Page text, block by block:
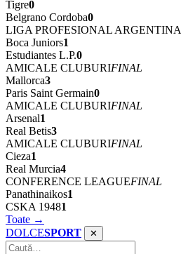
Tigre0
Belgrano Cordoba0
LIGA PROFESIONAL ARGENTINA
Boca Juniors1
Estudiantes L.P.0
AMICALE CLUBURIFINAL
Mallorca3
Paris Saint Germain0
AMICALE CLUBURIFINAL
Arsenal1
Real Betis3
AMICALE CLUBURIFINAL
Cieza1
Real Murcia4
CONFERENCE LEAGUEFINAL
Panathinaikos1
CSKA 19481
Toate →
DOLCESPORT ✕